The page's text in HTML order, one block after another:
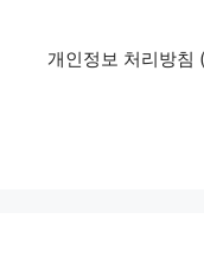
개인정보 처리방